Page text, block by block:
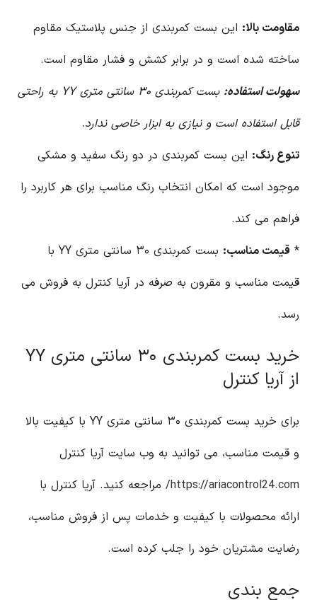
مقاومت بالا: این بست کمربندی از جنس پلاستیک مقاوم
ساخته شده است و در برابر کشش و فشار مقاوم است.
سهولت استفاده:
بست کمربندی ۳۰ سانتی متری YY به راحتی
قابل استفاده است و نیازی به ابزار خاصی ندارد.
تنوع رنگ: این بست کمربندی در دو رنگ سفید و مشکی
موجود است که امکان انتخاب رنگ مناسب برای هر کاربرد را
فراهم می کند.
* قیمت مناسب:
بست کمربندی ۳۰ سانتی متری YY با
قیمت مناسب و مقرون به صرفه در آریا کنترل به فروش می
رسد.
خرید بست کمربندی ۳۰ سانتی متری YY
از آریا کنترل
برای خرید بست کمربندی ۳۰ سانتی متری YY با کیفیت بالا
و قیمت مناسب، می توانید به وب سایت آریا کنترل
https://ariacontrol24.com/ مراجعه کنید. آریا کنترل با
ارائه محصولات با کیفیت و خدمات پس از فروش مناسب،
رضایت مشتریان خود را جلب کرده است.
جمع بندی